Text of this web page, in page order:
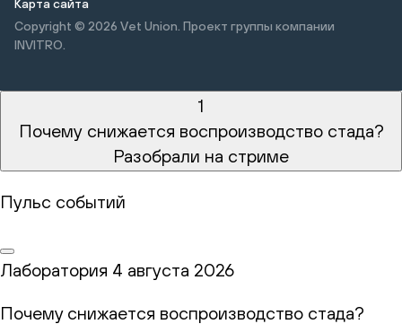
Карта сайта
Copyright © 2026 Vet Union. Проект группы компании
INVITRO.
1
Почему снижается воспроизводство стада?
Разобрали на стриме
Пульс событий
Лаборатория 4 августа 2026
Почему снижается воспроизводство стада?